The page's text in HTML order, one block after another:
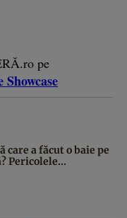
pe
Showcase
care a făcut o baie pe
Pericolele...